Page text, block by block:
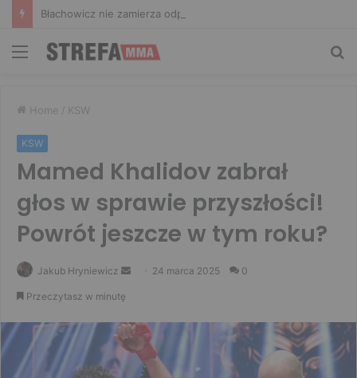
Menu
Home / KSW
KSW
Mamed Khalidov zabrał
głos w sprawie przyszłości!
Powrót jeszcze w tym roku?
Jakub Hryniewicz
Send 24 marca 2025 0
Przeczytasz w minutę